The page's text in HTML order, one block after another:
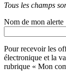
Tous les champs
Nom de mon alerte
Pour recevoir les
électronique et la
rubrique « Mon